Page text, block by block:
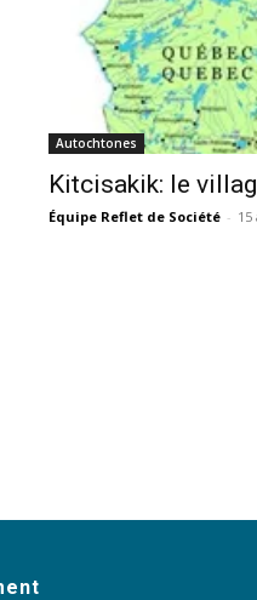
Autochtones
Kitcisakik: le
Équipe Reflet de Société - 15